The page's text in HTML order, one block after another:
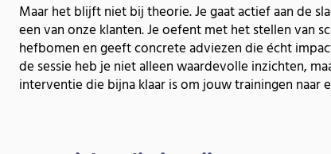
Maar het blijft niet bij theorie. Je gaat actief aan de
een van onze klanten. Je oefent met het stellen van
hefbomen en geeft concrete adviezen die écht
de sessie heb je niet alleen waardevolle inzichten,
interventie die bijna klaar is om jouw trainingen naar